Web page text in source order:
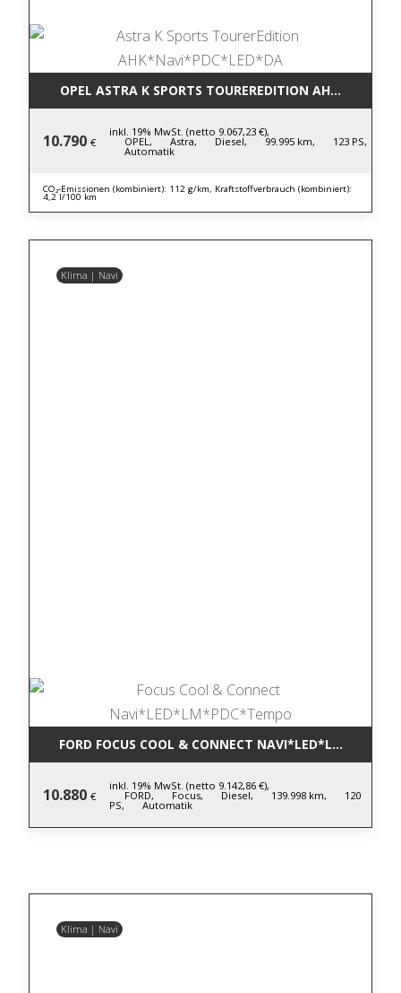
OPEL ASTRA K SPORTS TOUREREDITION
10.790 €
inkl. 19% MwSt. (netto 9.067,23 €),
OPEL, Astra, Diesel, 99.995 km, 123 PS,
Automatik
CO₂-Emissionen (kombiniert): 112 g/km, Kraftstoffverbrauch (kombiniert):
4,2 l/100 km
Klima | Navi
FORD FOCUS COOL & CONNECT
10.880 €
inkl. 19% MwSt. (netto 9.142,86 €),
FORD, Focus, Diesel, 139.998 km, 120
PS, Automatik
Klima | Navi